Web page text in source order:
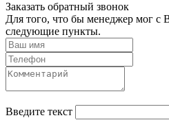
Заказать обратный звонок
Для того, что бы менеджер мог с
следующие пункты.
Введите текст